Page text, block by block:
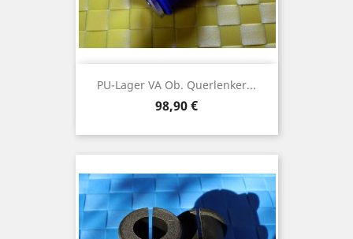
PU-Lager VA Ob. Querlenker...
Preis
98,90 €